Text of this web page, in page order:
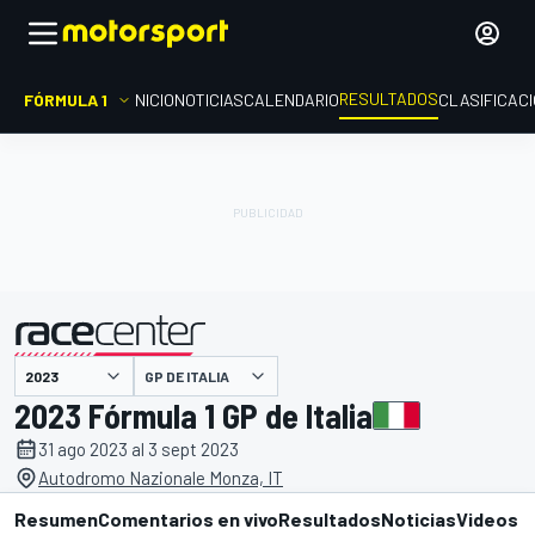
FÓRMULA 1 INICIONOTICIASCALENDARIORESULTADOS
presentado por GP DE ITALIA
2023 Fórmula 1 GP de Italia
31 ago 2023 al 3 sept 2023
Autodromo Nazionale Monza, IT
ResumenComentarios en vivoResultadosNoticiasVideos